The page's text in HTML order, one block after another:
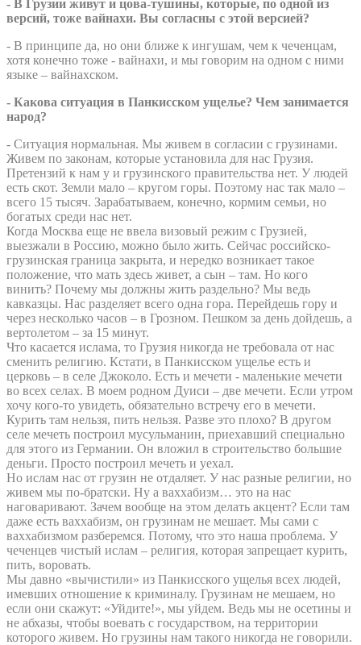
- В Грузии живут и цова-тушины, которые, по одной из
версий, тоже вайнахи. Вы согласны с этой версией?
- В принципе да, но они ближе к ингушам, чем к чеченцам,
хотя конечно тоже - вайнахи, и мы говорим на одном с ними
языке – вайнахском.
- Какова ситуация в Панкисском ущелье? Чем занимается
народ?
- Ситуация нормальная. Мы живем в согласии с грузинами.
Живем по законам, которые установила для нас Грузия.
Претензий к нам у и грузинского правительства нет. У людей
есть скот. Земли мало – кругом горы. Поэтому нас так мало –
всего 15 тысяч. Зарабатываем, конечно, кормим семьи, но
богатых среди нас нет.
Когда Москва еще не ввела визовый режим с Грузией,
выезжали в Россию, можно было жить. Сейчас российско-
грузинская граница закрыта, и нередко возникает такое
положение, что мать здесь живет, а сын – там. Но кого
винить? Почему мы должны жить раздельно? Мы ведь
кавказцы. Нас разделяет всего одна гора. Перейдешь гору и
через несколько часов – в Грозном. Пешком за день дойдешь, а
вертолетом – за 15 минут.
Что касается ислама, то Грузия никогда не требовала от нас
сменить религию. Кстати, в Панкисском ущелье есть и
церковь – в селе Джоколо. Есть и мечети - маленькие мечети
во всех селах. В моем родном Дуиси – две мечети. Если утром
хочу кого-то увидеть, обязательно встречу его в мечети.
Курить там нельзя, пить нельзя. Разве это плохо? В другом
селе мечеть построил мусульманин, приехавший специально
для этого из Германии. Он вложил в строительство большие
деньги. Просто построил мечеть и уехал.
Но ислам нас от грузин не отдаляет. У нас разные религии, но
живем мы по-братски. Ну а ваххабизм… это на нас
наговаривают. Зачем вообще на этом делать акцент? Если там
даже есть ваххабизм, он грузинам не мешает. Мы сами с
ваххабизмом разберемся. Потому, что это наша проблема. У
чеченцев чистый ислам – религия, которая запрещает курить,
пить, воровать.
Мы давно «вычистили» из Панкисского ущелья всех людей,
имевших отношение к криминалу. Грузинам не мешаем, но
если они скажут: «Уйдите!», мы уйдем. Ведь мы не осетины и
не абхазы, чтобы воевать с государством, на территории
которого живем. Но грузины нам такого никогда не говорили.